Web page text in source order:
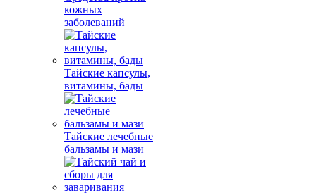
кожных
заболеваний
Тайские капсулы,
витамины, бады
Тайские лечебные
бальзамы и мази